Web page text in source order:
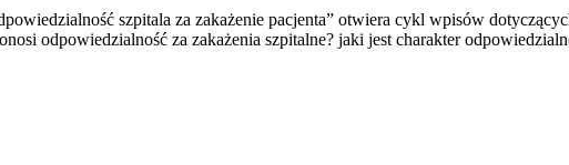
szpitala za zakażenie pacjenta” otwiera cykl wpisów
odpowiedzialność za zakażenia szpitalne? jaki jest charakter